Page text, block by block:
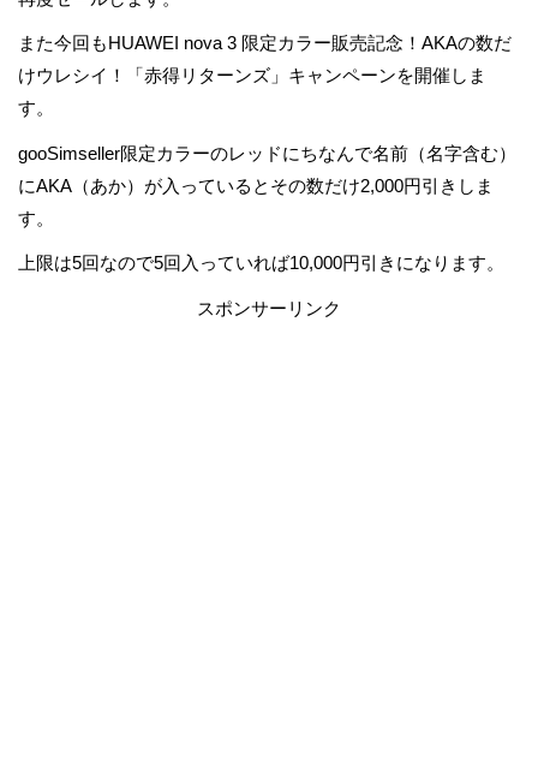
また今回もHUAWEI nova 3 限定カラー販売記念！AKAの数だ
けウレシイ！「赤得リターンズ」キャンペーンを開催しま
す。
gooSimseller限定カラーのレッドにちなんで名前（名字含む）
にAKA（あか）が入っているとその数だけ2,000円引きしま
す。
上限は5回なので5回入っていれば10,000円引きになります。
スポンサーリンク